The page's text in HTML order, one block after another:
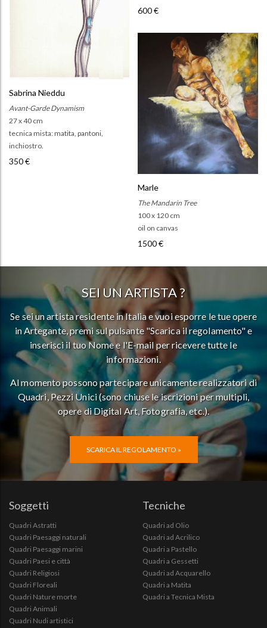
600 €
Sabrina Nieddu
Avant-Garde Dynamism
27 x 40 cm
tecnica mista: matita, pantoni,
inchiostro.
350 €
Marle
The Mandarin Tree
100 x 120 cm
oil on canvas
1500 €
SEI UN ARTISTA ?
Se sei un artista residente in Italia e vuoi esporre le tue opere
in Artegante, premi sul pulsante "Scarica il regolamento" e
inserisci il tuo Nome e l'E-mail per ricevere tutte le
informazioni.
Al momento possono partecipare unicamente realizzatori di
Quadri, Pezzi Unici (sono chiuse le iscrizioni per multipli,
opere di Digital Art, Fotografia, etc.).
SCARICA IL REGOLAMENTO »
Soggetti
Quadri Astratti
Quadri Paesaggi naturali
Quadri Paesaggi marini
Quadri Paesi e città
Quadri Religiosi
Quadri Floreali
Quadri Nature morte
Quadri Animali
Quadri Nudi artistici
Tecniche
Quadri ad Olio
Quadri ad Acrilico
Quadri a Pastello
Quadri a Gessetti
Quadri ad Acquarello
Quadri a Matita
Quadri a Tecnica Mista